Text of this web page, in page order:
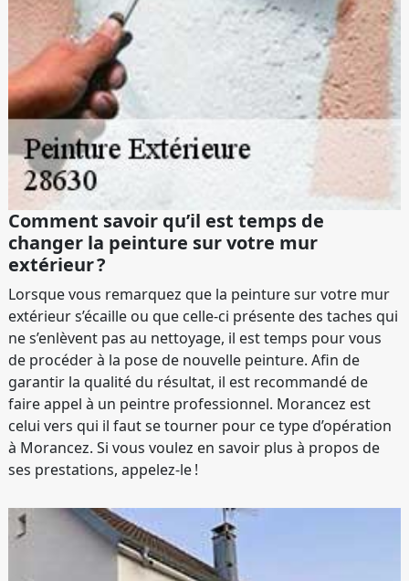
Comment savoir qu’il est temps de
changer la peinture sur votre mur
extérieur ?
Lorsque vous remarquez que la peinture sur votre mur
extérieur s’écaille ou que celle-ci présente des taches qui
ne s’enlèvent pas au nettoyage, il est temps pour vous
de procéder à la pose de nouvelle peinture. Afin de
garantir la qualité du résultat, il est recommandé de
faire appel à un peintre professionnel. Morancez est
celui vers qui il faut se tourner pour ce type d’opération
à Morancez. Si vous voulez en savoir plus à propos de
ses prestations, appelez-le !